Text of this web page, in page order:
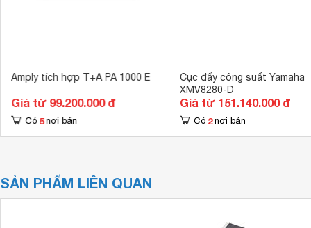
Amply tích hợp T+A PA 1000 E
Giá từ 99.200.000 đ
Có 5 nơi bán
Cục đẩy công suất Yamaha
XMV8280-D
Giá từ 151.140.000 đ
Có 2 nơi bán
SẢN PHẨM LIÊN QUAN